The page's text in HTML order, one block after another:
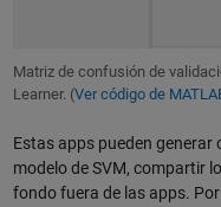
Matriz de confusión de
Learner. (Ver código de
Estas apps pueden generar
modelo de SVM, compartir
fondo fuera de las apps.